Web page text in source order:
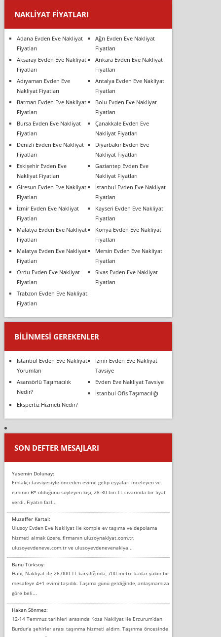
NAKLIYAT FIYATLARI
Adana Evden Eve Nakliyat
Fiyatları
Ağrı Evden Eve Nakliyat
Fiyatları
Aksaray Evden Eve Nakliyat
Fiyatları
Ankara Evden Eve Nakliyat
Fiyatları
Adıyaman Evden Eve
Nakliyat Fiyatları
Antalya Evden Eve Nakliyat
Fiyatları
Batman Evden Eve Nakliyat
Fiyatları
Bolu Evden Eve Nakliyat
Fiyatları
Bursa Evden Eve Nakliyat
Fiyatları
Çanakkale Evden Eve
Nakliyat Fiyatları
Denizli Evden Eve Nakliyat
Fiyatları
Diyarbakır Evden Eve
Nakliyat Fiyatları
Eskişehir Evden Eve
Nakliyat Fiyatları
Gaziantep Evden Eve
Nakliyat Fiyatları
Giresun Evden Eve Nakliyat
Fiyatları
İstanbul Evden Eve Nakliyat
Fiyatları
İzmir Evden Eve Nakliyat
Fiyatları
Kayseri Evden Eve Nakliyat
Fiyatları
Malatya Evden Eve Nakliyat
Fiyatları
Konya Evden Eve Nakliyat
Fiyatları
Malatya Evden Eve Nakliyat
Fiyatları
Mersin Evden Eve Nakliyat
Fiyatları
Ordu Evden Eve Nakliyat
Fiyatları
Sivas Evden Eve Nakliyat
Fiyatları
Trabzon Evden Eve Nakliyat
Fiyatları
BILINMESI GEREKENLER
İstanbul Evden Eve Nakliyat
Yorumları
İzmir Evden Eve Nakliyat
Tavsiye
Asansörlü Taşımacılık
Nedir?
Evden Eve Nakliyat Tavsiye
İstanbul Ofis Taşımacılığı
Ekspertiz Hizmeti Nedir?
SON DEFTER MESAJLARI
Yasemin Dolunay:
Emlakçı tavsiyesiyle önceden evime gelip eşyaları inceleyen ve
isminin B* olduğunu söyleyen kişi, 28-30 bin TL civarında bir fiyat
verdi. Fiyatın fazl...
Muzaffer Kartal:
Ulusoy Evden Eve Nakliyat ile komple ev taşıma ve depolama
hizmeti almak üzere, firmanın ulusoynaklyat.com.tr,
ulusoyevdeneve.com.tr ve ulusoyevdenevenaklya...
Banu Türksoy:
Haliç Nakliyat ile 26.000 TL karşılığında, 700 metre kadar yakın bir
mesafeye 4+1 evimi taşıdık. Taşıma günü geldiğinde, anlaşmamıza
göre beli...
Hakan Sönmez:
12-14 Temmuz tarihleri arasında Koza Nakliyat ile Erzurum’dan
Burdur’a şehirler arası taşınma hizmeti aldım. Taşınma öncesinde